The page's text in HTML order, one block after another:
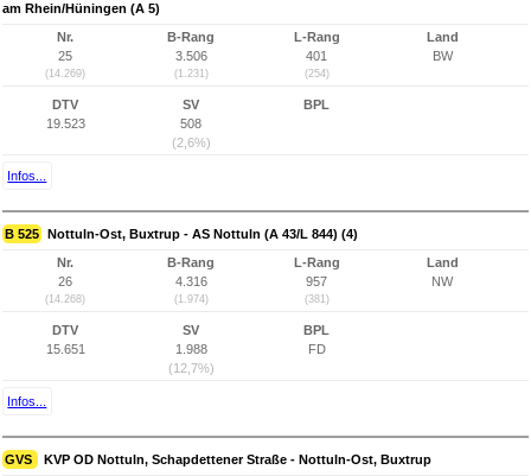
am Rhein/Hüningen (A 5)
Nr.
25
(14.269)
B-Rang
3.506
(1.231)
L-Rang
401
(254)
Land
BW
DTV
19.523
SV
508
(2,6%)
BPL
Infos...
B 525 Nottuln-Ost, Buxtrup - AS Nottuln (A 43/L 844) (4)
Nr.
26
(14.268)
B-Rang
4.316
(1.974)
L-Rang
957
(381)
Land
NW
DTV
15.651
SV
1.988
(12,7%)
BPL
FD
Infos...
GVS KVP OD Nottuln, Schapdettener Straße - Nottuln-Ost, Buxtrup